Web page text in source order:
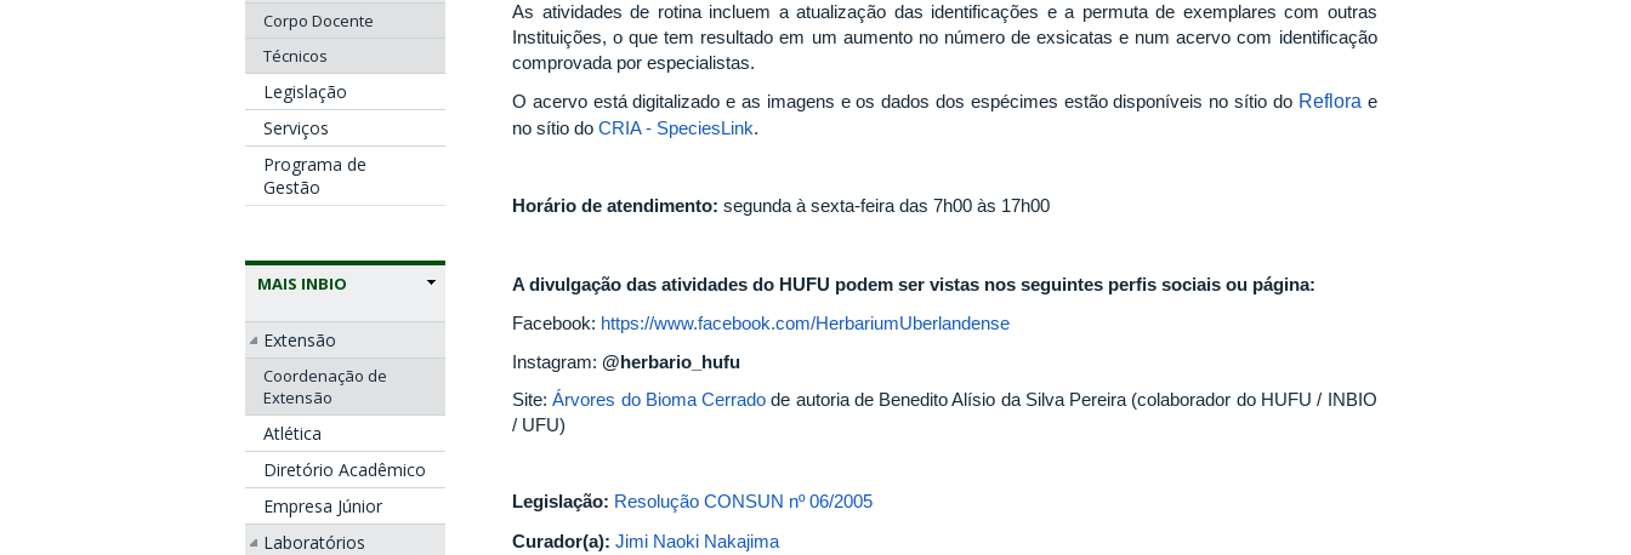
Corpo Docente
Técnicos
Legislação
Serviços
Programa de
Gestão
MAIS INBIO
Extensão
Coordenação de
Extensão
Atlética
Diretório Acadêmico
Empresa Júnior
Laboratórios
As atividades de rotina incluem a atualização das identificações e a permuta de exemplares com outras
Instituições, o que tem resultado em um aumento no número de exsicatas e num acervo com identificação
comprovada por especialistas.
O acervo está digitalizado e as imagens e os dados dos espécimes estão disponíveis no sítio do Reflora e
no sítio do CRIA - SpeciesLink.
Horário de atendimento: segunda à sexta-feira das 7h00 às 17h00
A divulgação das atividades do HUFU podem ser vistas nos seguintes perfis sociais ou página:
Facebook: https://www.facebook.com/HerbariumUberlandense
Instagram: @herbario_hufu
Site:Árvores do Bioma Cerrado de autoria de Benedito Alísio da Silva Pereira (colaborador do HUFU / INBIO
/ UFU)
Legislação: Resolução CONSUN nº 06/2005
Curador(a): Jimi Naoki Nakajima